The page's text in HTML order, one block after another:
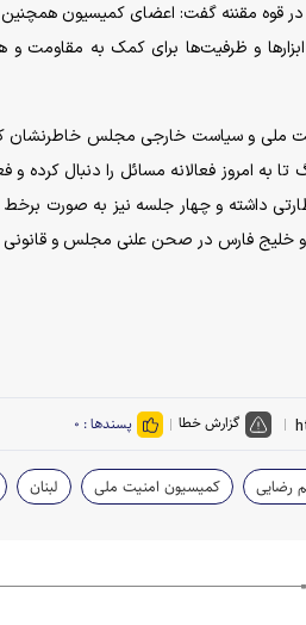
قوه مقننه گفت: اعضای کمیسیون
ابزارها و ظرفیت‌ها برای کمک به
ملی و سیاست خارجی مجلس خاطرنشان
به امروز فعالانه مسائل را دنبال
۱۵۰ جلسه نظارتی داشته و چهار جلسه نیز به
و خلیج فارس در صحن علنی مجلس و
گزارش خطا پسندها : ۰
رضایی کمیسیون امنیت ملی لبنان